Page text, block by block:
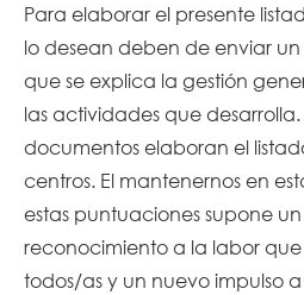
Para elaborar el presente
lo desean deben de enviar un
que se explica la gestión
las actividades que desarrolla.
documentos elaboran el
centros. El mantenernos en
estas puntuaciones supone
reconocimiento a la labor que
todos/as y un nuevo impulso